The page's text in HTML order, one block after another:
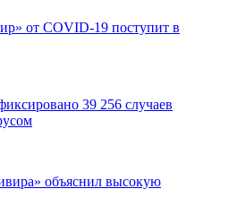
от COVID-19 поступит в
39 256 случаев
объяснил высокую